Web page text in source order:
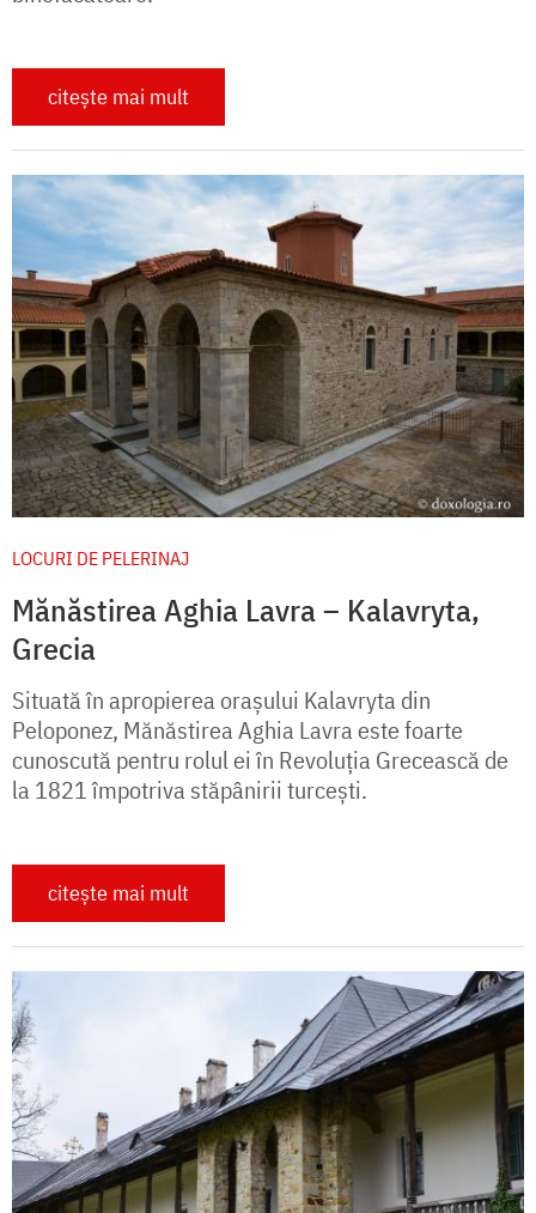
citește mai mult
LOCURI DE PELERINAJ
Mănăstirea Aghia Lavra – Kalavryta,
Grecia
Situată în apropierea oraşului Kalavryta din
Peloponez, Mănăstirea Aghia Lavra este foarte
cunoscută pentru rolul ei în Revoluţia Grecească de
la 1821 împotriva stăpânirii turceşti.
citește mai mult